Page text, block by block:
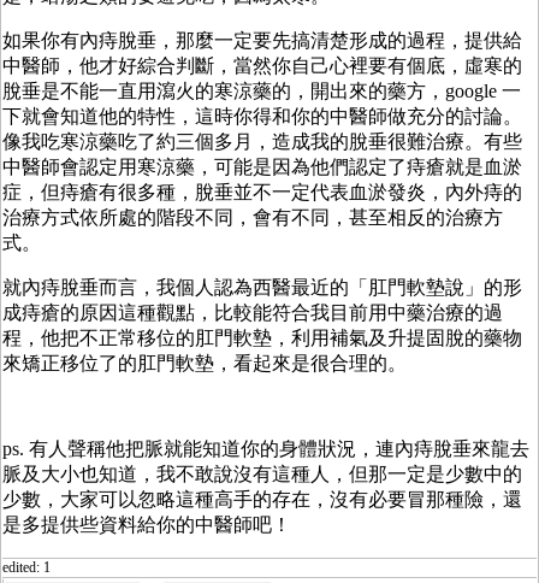
如果你有內痔脫垂，那麼一定要先搞清楚形成的過程，提供給
中醫師，他才好綜合判斷，當然你自己心裡要有個底，虛寒的
脫垂是不能一直用瀉火的寒涼藥的，開出來的藥方，google 一
下就會知道他的特性，這時你得和你的中醫師做充分的討論。
像我吃寒涼藥吃了約三個多月，造成我的脫垂很難治療。有些
中醫師會認定用寒涼藥，可能是因為他們認定了痔瘡就是血淤
症，但痔瘡有很多種，脫垂並不一定代表血淤發炎，內外痔的
治療方式依所處的階段不同，會有不同，甚至相反的治療方
式。
就內痔脫垂而言，我個人認為西醫最近的「肛門軟墊說」的形
成痔瘡的原因這種觀點，比較能符合我目前用中藥治療的過
程，他把不正常移位的肛門軟墊，利用補氣及升提固脫的藥物
來矯正移位了的肛門軟墊，看起來是很合理的。
ps. 有人聲稱他把脈就能知道你的身體狀況，連內痔脫垂來龍去
脈及大小也知道，我不敢說沒有這種人，但那一定是少數中的
少數，大家可以忽略這種高手的存在，沒有必要冒那種險，還
是多提供些資料給你的中醫師吧！
edited: 1